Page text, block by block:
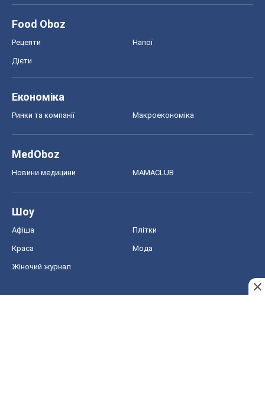
Food Oboz
Рецепти Напої
Дієти
Економіка
Ринки та компанії Макроекономіка
MedOboz
Новини медицини MAMACLUB
Шоу
Афіша Плітки
Краса Мода
Жіночий журнал